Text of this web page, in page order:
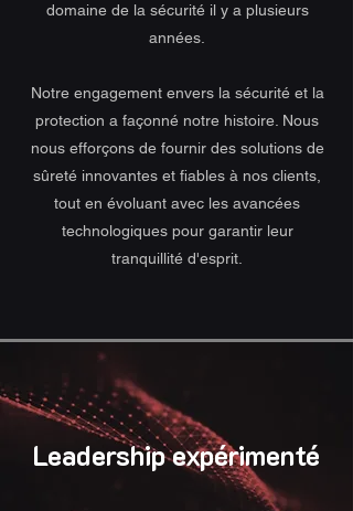
domaine de la sécurité il y a plusieurs
années.
Notre engagement envers la sécurité et la
protection a façonné notre histoire. Nous
nous efforçons de fournir des solutions de
sûreté innovantes et fiables à nos clients,
tout en évoluant avec les avancées
technologiques pour garantir leur
tranquillité d'esprit.
Leadership expérimenté